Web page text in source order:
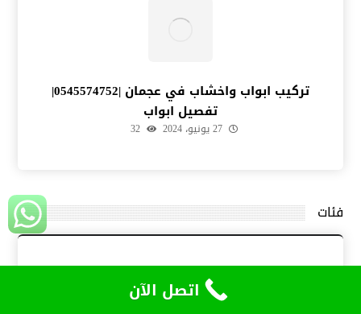
تركيب ابواب واخشاب في عجمان |0545574752|
تفصيل ابواب
27 يونيو، 2024 32
فئات
خدمات ابوظبي
خدمات الشارقة
اتصل الآن